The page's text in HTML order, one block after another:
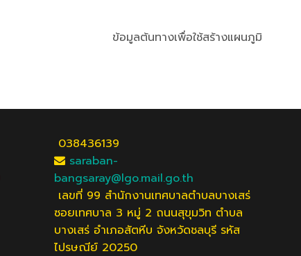
ข้อมูลต้นทางเพื่อใช้สร้างแผนภูมิ
038436139
saraban-
bangsaray@lgo.mail.go.th
เลขที่ 99 สำนักงานเทศบาลตำบลบางเสร่
ซอยเทศบาล 3 หมู่ 2 ถนนสุขุมวิท ตำบล
บางเสร่ อำเภอสัตหีบ จังหวัดชลบุรี รหัส
ไปรษณีย์ 20250